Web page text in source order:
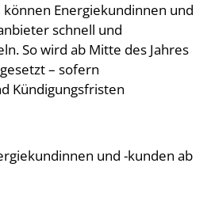
können Energiekundinnen und
schnell und
So wird ab Mitte des Jahres
– sofern
Kündigungsfristen
und -kunden ab